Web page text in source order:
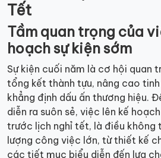
Tết
Tầm quan trọng của
hoạch sự kiện sớm
Sự kiện cuối năm là cơ hội quan
tổng kết thành tựu, nâng cao
khẳng định dấu ấn thương hiệu.
diễn ra suôn sẻ, việc lên kế
trước lịch nghỉ tết, là điều không
lượng công việc lớn, từ thiết kế
các tiết mục biểu diễn đến lựa